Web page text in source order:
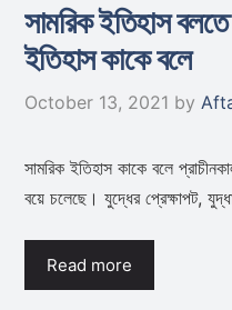
সামরিক ইতিহাস
ইতিহাস কাকে বলে
October 13, 2021 by
সামরিক ইতিহাস কাকে বলে
বয়ে চলেছে। যুদ্ধের প্রেক্ষাপট,
Read more